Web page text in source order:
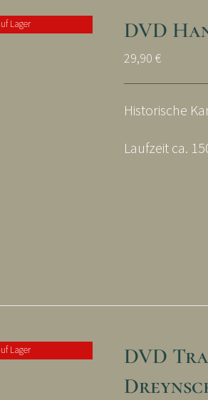
Lager DVD
29,90 €
Historische
Laufzeit ca.
Lager
DVD